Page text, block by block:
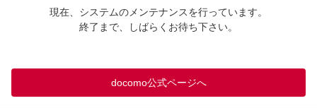
現在、システムのメンテナンスを行っています。
終了まで、しばらくお待ち下さい。
docomo公式ページへ